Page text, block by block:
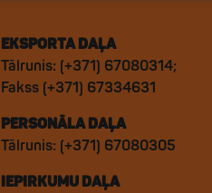
EKSPORTA DAĻA
Tālrunis: (+371) 67080314;
Fakss (+371) 67334631
PERSONĀLA DAĻA
Tālrunis: (+371) 67080305
IEPIRKUMU DAĻA